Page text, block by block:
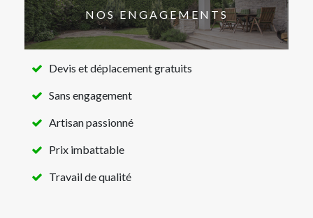
NOS ENGAGEMENTS
Devis et déplacement gratuits
Sans engagement
Artisan passionné
Prix imbattable
Travail de qualité